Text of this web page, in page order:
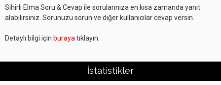
Sihirli Elma Soru & Cevap ile sorularınıza en kısa zamanda yanıt
alabilirsiniz. Sorunuzu sorun ve diğer kullanıcılar cevap versin.
Detaylı bilgi için buraya tıklayın.
İstatistikler